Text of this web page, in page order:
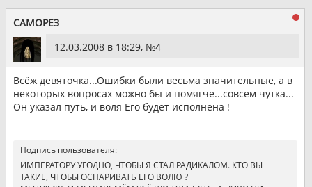
САМОРЕЗ
12.03.2008 в 18:29, №4
Всёж девяточка...Ошибки были весьма значительные, а в
некоторых вопросах можно бы и помягче...совсем чутка...
Он указал путь, и воля Его будет исполнена !
Подпись пользователя:
ИМПЕРАТОРУ УГОДНО, ЧТОБЫ Я СТАЛ РАДИКАЛОМ. КТО ВЫ
ТАКИЕ, ЧТОБЫ ОСПАРИВАТЬ ЕГО ВОЛЮ ?